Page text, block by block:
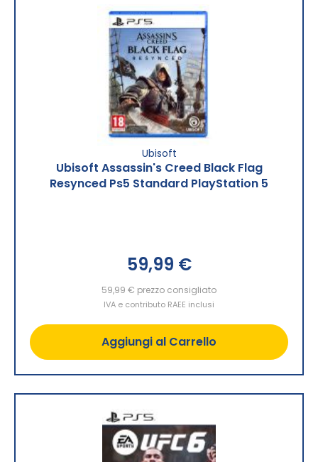
Ubisoft
Ubisoft Assassin's Creed Black Flag
Resynced Ps5 Standard PlayStation 5
59,99 €
59,99 € prezzo consigliato
IVA e contributo RAEE inclusi
Aggiungi al Carrello